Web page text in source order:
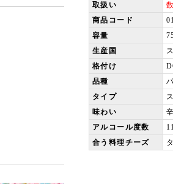
取扱い
商品コード
容量
生産国
格付け
品種
タイプ
味わい
アルコール度数
合う料理チーズ